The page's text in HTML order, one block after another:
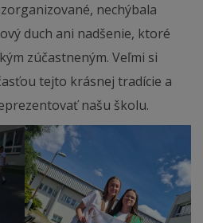
nechýbala
duch ani nadšenie, ktoré
zúčastneným. Veľmi si
tejto krásnej tradície a
našu školu.